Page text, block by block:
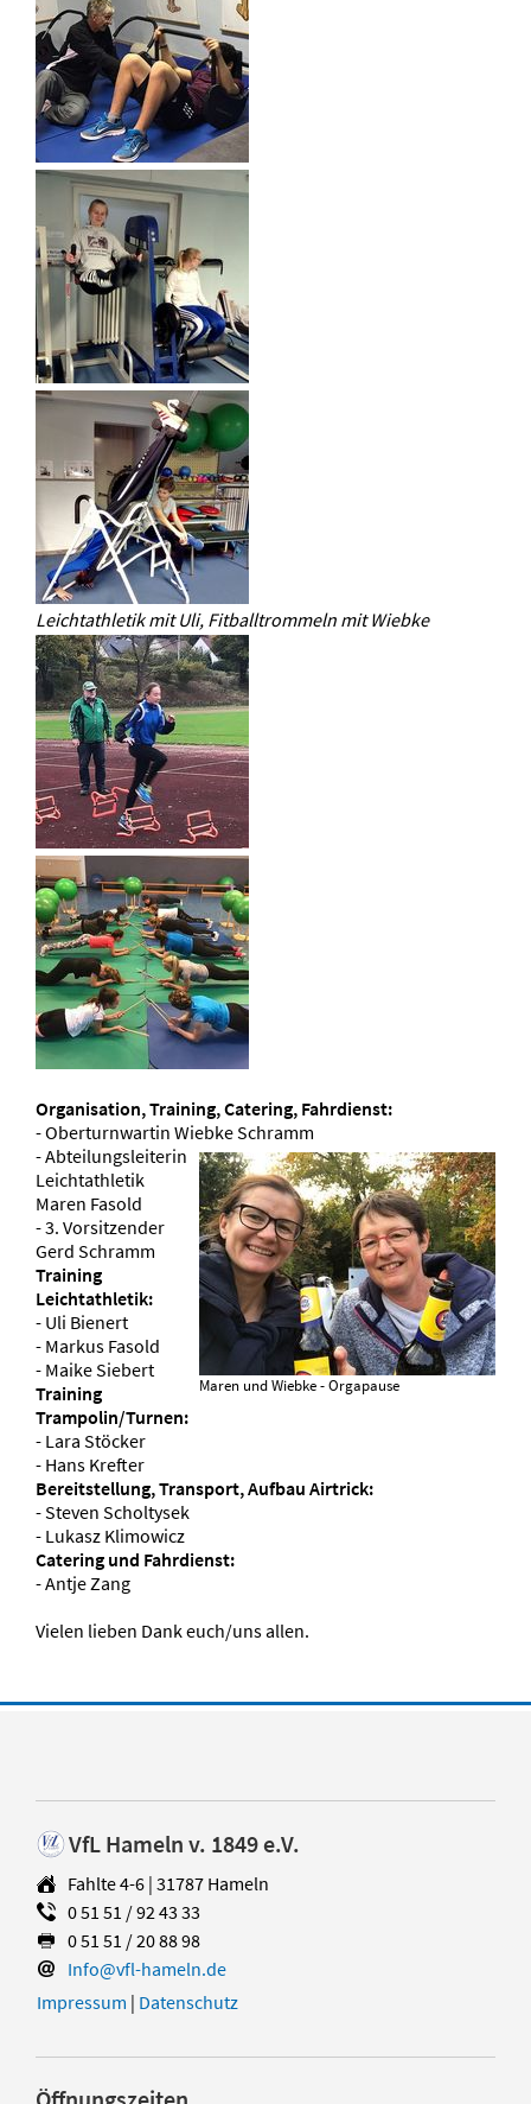
Leichtathletik mit Uli, Fitballtrommeln mit Wiebke
Organisation, Training, Catering, Fahrdienst:
- Oberturnwartin Wiebke Schramm
Maren und Wiebke - Orgapause
- Abteilungsleiterin
Leichtathletik
Maren Fasold
- 3. Vorsitzender
Gerd Schramm
Training
Leichtathletik:
- Uli Bienert
- Markus Fasold
- Maike Siebert
Training
Trampolin/Turnen:
- Lara Stöcker
- Hans Krefter
Bereitstellung, Transport, Aufbau Airtrick:
- Steven Scholtysek
- Lukasz Klimowicz
Catering und Fahrdienst:
- Antje Zang
Vielen lieben Dank euch/uns allen.
VfL Hameln v. 1849 e.V.
Fahlte 4-6 | 31787 Hameln
0 51 51 / 92 43 33
0 51 51 / 20 88 98
Info@vfl-hameln.de
Impressum | Datenschutz